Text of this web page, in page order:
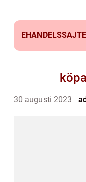
30 augusti 2023